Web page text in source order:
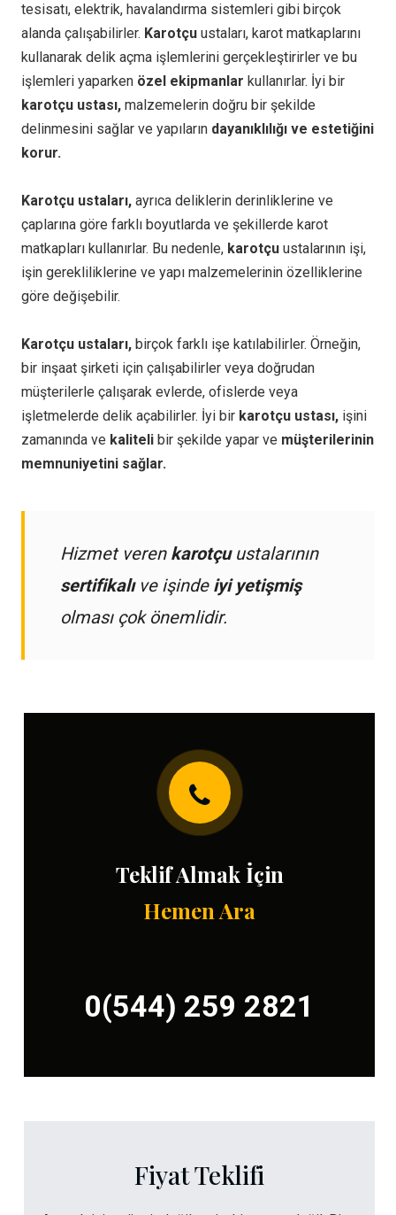
tesisatı, elektrik, havalandırma sistemleri gibi birçok
alanda çalışabilirler. Karotçu ustaları, karot matkaplarını
kullanarak delik açma işlemlerini gerçekleştirirler ve bu
işlemleri yaparken özel ekipmanlar kullanırlar. İyi bir
karotçu ustası, malzemelerin doğru bir şekilde
delinmesini sağlar ve yapıların dayanıklılığı ve estetiğini
korur.
Karotçu ustaları, ayrıca deliklerin derinliklerine ve
çaplarına göre farklı boyutlarda ve şekillerde karot
matkapları kullanırlar. Bu nedenle, karotçu ustalarının işi,
işin gerekliliklerine ve yapı malzemelerinin özelliklerine
göre değişebilir.
Karotçu ustaları, birçok farklı işe katılabilirler. Örneğin,
bir inşaat şirketi için çalışabilirler veya doğrudan
müşterilerle çalışarak evlerde, ofislerde veya
işletmelerde delik açabilirler. İyi bir karotçu ustası, işini
zamanında ve kaliteli bir şekilde yapar ve müşterilerinin
memnuniyetini sağlar.
Hizmet veren karotçuustalarının
sertifikalıve işinde iyi yetişmiş
olması çok önemlidir.
Teklif Almak İçin
Hemen Ara
0(544) 259 2821
Fiyat Teklifi